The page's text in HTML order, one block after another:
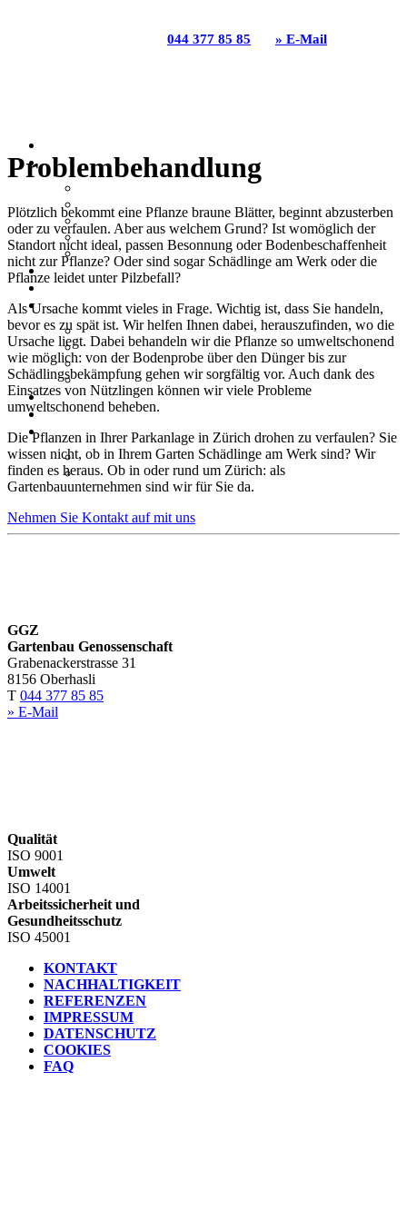
044 377 85 85 » E-Mail
ANGEBOTE
GARTENPFLEGE
GARTENUMGESTALTUNG
GARTENPLANUNG
NATURGARTEN
GGZ BLOG
REFERENZEN
DIE GGZ
NACHHALTIGKEIT
LEITBILD
ENGAGEMENT
GGZ GESCHICHTE
TEAM
JOBS
LERNENDE
GÄRTNERLEHRE
PACK’S! LERNENDEN-LAGER
Problembehandlung
Plötzlich bekommt eine Pflanze braune Blätter, beginnt abzusterben
oder zu verfaulen. Aber aus welchem Grund? Ist womöglich der
Standort nicht ideal, passen Besonnung oder Bodenbeschaffenheit
nicht zur Pflanze? Oder sind sogar Schädlinge am Werk oder die
Pflanze leidet unter Pilzbefall?
Als Ursache kommt vieles in Frage. Wichtig ist, dass Sie handeln,
bevor es zu spät ist. Wir helfen Ihnen dabei, herauszufinden, wo die
Ursache liegt. Dabei behandeln wir die Pflanze so umweltschonend
wie möglich: von der Bodenprobe über den Dünger bis zur
Schädlingsbekämpfung gehen wir sorgfältig vor. Auch dank des
Einsatzes von Nützlingen können wir viele Probleme
umweltschonend beheben.
Die Pflanzen in Ihrer Parkanlage in Zürich drohen zu verfaulen? Sie
wissen nicht, ob in Ihrem Garten Schädlinge am Werk sind? Wir
finden es heraus. Ob in oder rund um Zürich: als
Gartenbauunternehmen sind wir für Sie da.
Nehmen Sie Kontakt auf mit uns
GGZ
Gartenbau Genossenschaft
Grabenackerstrasse 31
8156 Oberhasli
T 044 377 85 85
» E-Mail
Qualität
ISO 9001
Umwelt
ISO 14001
Arbeitssicherheit und
Gesundheitsschutz
ISO 45001
KONTAKT
NACHHALTIGKEIT
REFERENZEN
IMPRESSUM
DATENSCHUTZ
COOKIES
FAQ